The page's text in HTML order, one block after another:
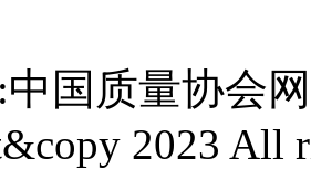
国质量协会
2023 All